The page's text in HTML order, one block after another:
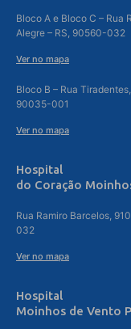
Bloco A e Bloco C – Rua
Alegre – RS, 90560-032
Ver no mapa
Bloco B – Rua
90035-001
Ver no mapa
Hospital
do Coração
Rua Ramiro Barcelos,
032
Ver no mapa
Hospital
Moinhos de Vento